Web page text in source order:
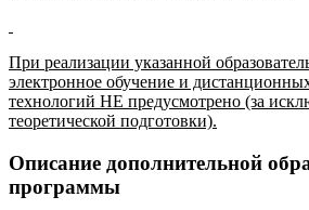
При реализации указанной
электронное обучение и
технологий НЕ предусмотрено (за
теоретической подготовки).
Описание дополнительной
программы